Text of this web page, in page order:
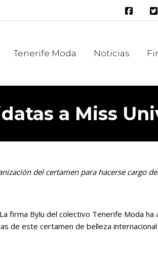
Tenerife Moda Noticias
a Miss
del certamen para hacerse cargo
firma Bylu del colectivo Tenerife Moda ha
de este certamen de belleza